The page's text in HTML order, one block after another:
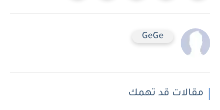
GeGe
مقالات قد تهمك